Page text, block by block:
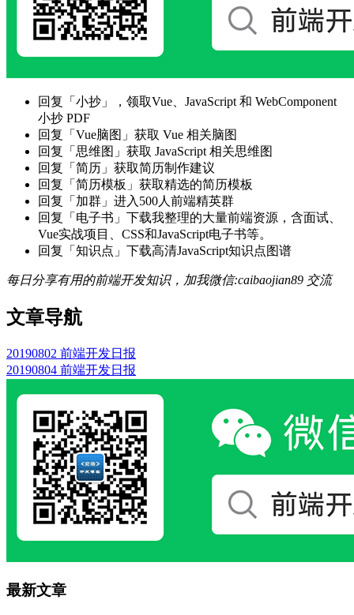
回复「小抄」，领取Vue、JavaScript 和 WebComponent
小抄 PDF
回复「Vue脑图」获取 Vue 相关脑图
回复「思维图」获取 JavaScript 相关思维图
回复「简历」获取简历制作建议
回复「简历模板」获取精选的简历模板
回复「加群」进入500人前端精英群
回复「电子书」下载我整理的大量前端资源，含面试、
Vue实战项目、CSS和JavaScript电子书等。
回复「知识点」下载高清JavaScript知识点图谱
每日分享有用的前端开发知识，加我微信:caibaojian89 交流
文章导航
20190802 前端开发日报
20190804 前端开发日报
最新文章